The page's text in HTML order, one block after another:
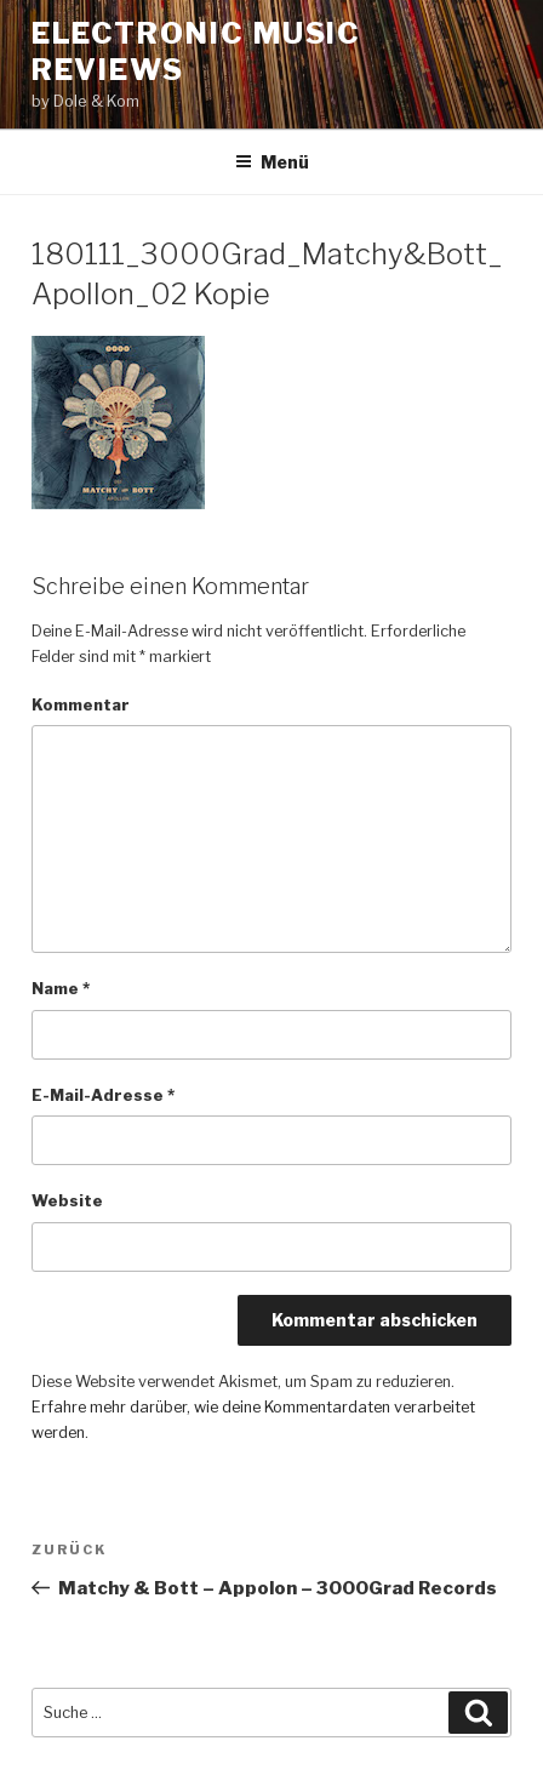
Zum
Inhalt
springen
ELECTRONIC MUSIC
REVIEWS
by Dole & Kom
Menü
180111_3000Grad_Matchy&Bott_
Apollon_02 Kopie
Schreibe einen Kommentar
Deine E-Mail-Adresse wird nicht veröffentlicht. Erforderliche
Felder sind mit *markiert
Kommentar
Name *
E-Mail-Adresse *
Website
Diese Website verwendet Akismet, um Spam zu reduzieren.
Erfahre mehr darüber, wie deine Kommentardaten verarbeitet
werden.
Beitragsnavigation
Vorheriger
ZURÜCK
Matchy & Bott – Appolon – 3000Grad Records